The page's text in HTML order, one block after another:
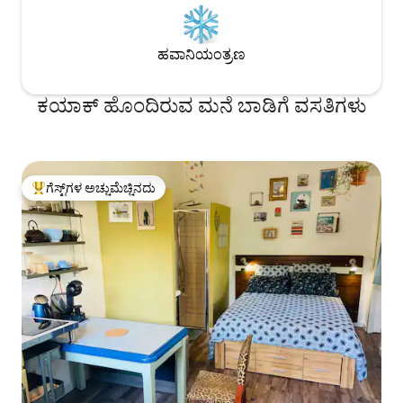
ಹವಾನಿಯಂತ್ರಣ
ಕಯಾಕ್ ಹೊಂದಿರುವ ಮನೆ ಬಾಡಿಗೆ ವಸತಿಗಳು
ಗೆಸ್ಟ್‌ಗಳಿಗೆ ಅತಿ ಹೆಚ್ಚು ಅಚ್ಚುಮೆಚ್ಚಿನದು
ಗೆಸ್ಟ್‌ಗಳ ಅಚ್ಚುಮೆಚ್ಚಿನದು